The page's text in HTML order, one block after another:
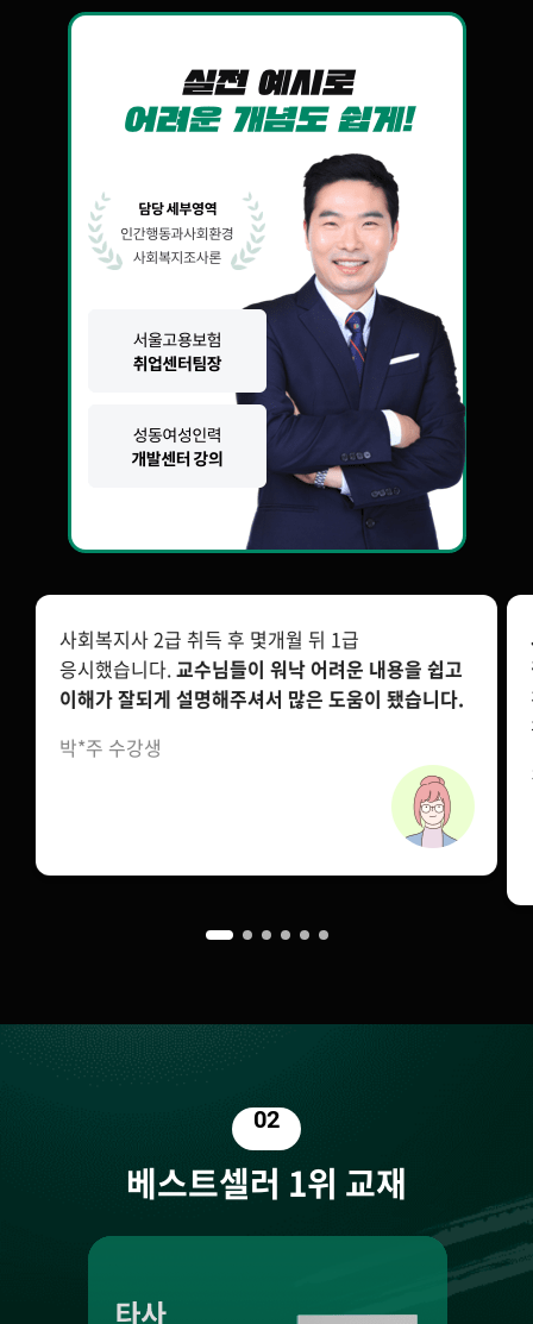
사회복지사 2급 취득 후 몇개월 뒤 1급
응시했습니다.교수님들이 워낙 어려운 내용을 쉽고
이해가 잘되게 설명해주셔서 많은 도움이 됐습니다.
박*주 수강생
02
베스트셀러 1위 교재